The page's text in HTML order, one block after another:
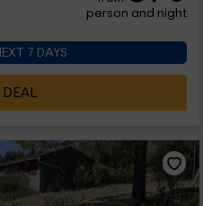
person and night
7 DAYS
DEAL